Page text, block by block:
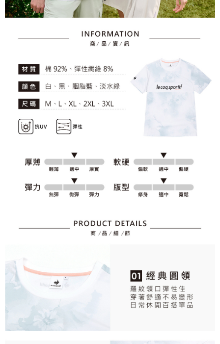
さい：https://oppay.tw/userRule
三、利用規約「AFTEE代金後払い」（以下当サービスという）はネットプ
ロテクションズ（以下 AFTEE という）が提供し、AFTEEが代金を徴収し
の氏名、電話番号、受取人の氏名、電話番号、受取人住所を含むがこれに
限らない）は、AFTEEに渡され当サービスで必要な範囲内で利用されま
ームページの『個人情報の収集、処理及び利用に関する声明』をご参照く
ださい（https://aftee.tw/privacypolicy/）。
AFTEEの初回ご利用の際に、審査を通過すれば、最高額がNT$10,000にな
ります。支払い期限を過ぎた場合、その金額に基づいて年利20%の遅延滞
納金が加算されます。未成年の利用者は、事前に法定代理人または後見人
個人情報の処理、利用について疑問がある、または関連する法律の権利を
てAFTEEにご提供いただく、またはAFTEEにあなたの個人情報の収集、処
理、利用を許可することににご同意いただけない場合は、当サービスを選
送料無料
送料無料